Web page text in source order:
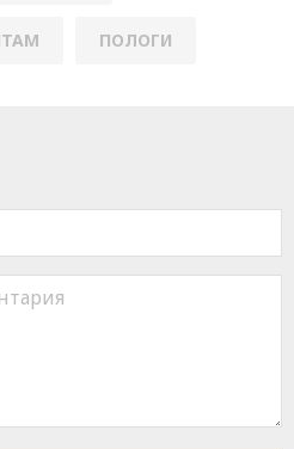
ПОЛОГИ